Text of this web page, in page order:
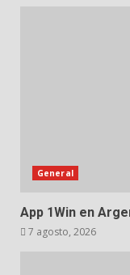
General
App 1Win en
7 agosto, 2026